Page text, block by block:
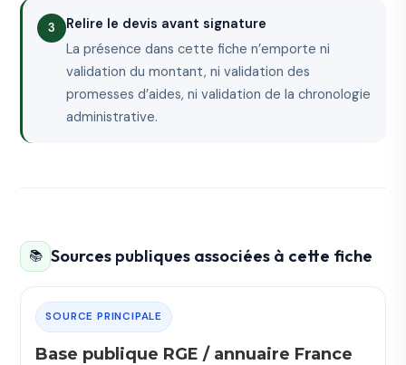
Relire le devis avant signature
La présence dans cette fiche n’emporte ni
validation du montant, ni validation des
promesses d’aides, ni validation de la chronologie
administrative.
📚 Sources publiques associées à cette fiche
SOURCE PRINCIPALE
Base publique RGE / annuaire France